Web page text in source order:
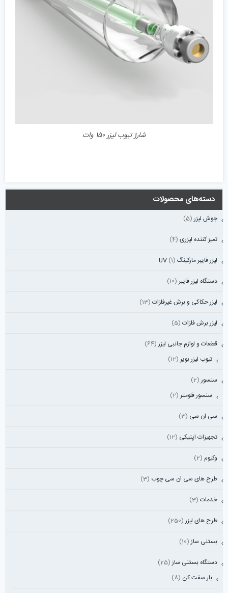
جزئیات
شارژ تیوب لیزر ۱۵۰ وات
دسته‌های محصولات
جوش لیزر (5)
تمیز کننده لیزری (4)
لیزر فایبر مارکینگ UV (1)
دستگاه لیزر فایبر (10)
لیزر حکاکی و برش غیرفلزات (13)
لیزر برش فلزات (5)
قطعات و لوازم جانبی لیزر (64)
تیوب لیزر بویر (12)
سنسور (2)
سنسور فلومتر (2)
سی ان سی (3)
تجهیزات اپتیکی (12)
وکیوم (2)
طرح های سی ان سی چوب (3)
خدمات (3)
طرح های لیزر (250)
بستنی ساز (10)
دستگاه بستنی ساز (25)
بار سفت کن (8)